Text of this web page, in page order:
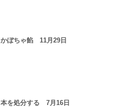
かぼちゃ餡 11月29日
本を処分する 7月16日